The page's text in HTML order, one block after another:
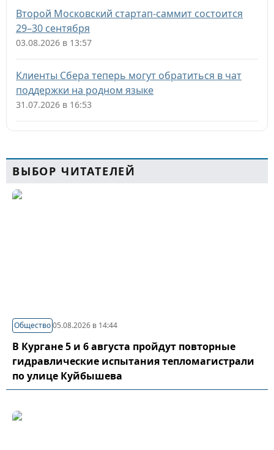
Второй Московский стартап-саммит состоится
29–30 сентября
03.08.2026 в 13:57
Клиенты Сбера теперь могут обратиться в чат
поддержки на родном языке
31.07.2026 в 16:53
ВЫБОР ЧИТАТЕЛЕЙ
Общество05.08.2026 в 14:44
В Кургане 5 и 6 августа пройдут повторные
гидравлические испытания тепломагистрали
по улице Куйбышева